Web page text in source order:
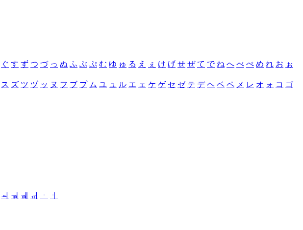
ぐ す ず つ づ っ ぬ ふ ぶ ぷ む ゆ ゅ る え ぇ け げ せ ぜ て で ね へ べ ぺ め れ お ぉ
ス ズ ツ ヅ ッ ヌ フ ブ プ ム ユ ュ ル エ ェ ケ ゲ セ ゼ テ デ ヘ ベ ペ メ レ オ ォ コ ゴ
ㆉ ㆊ ㆋ ㆌ ㆍ
ㆎ